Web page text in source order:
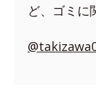
ど、ゴミに